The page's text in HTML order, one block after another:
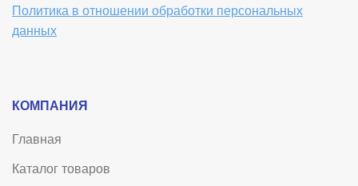
Политика в отношении обработки персональных
данных
КОМПАНИЯ
Главная
Каталог товаров